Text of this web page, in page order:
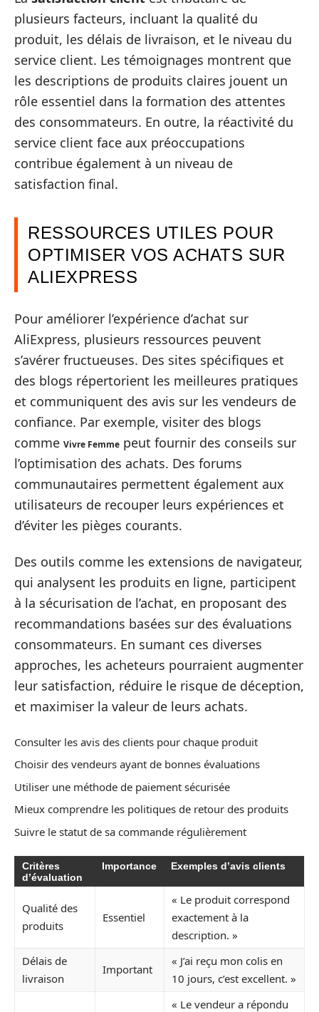
plusieurs facteurs, incluant la qualité du
produit, les délais de livraison, et le niveau du
service client. Les témoignages montrent que
les descriptions de produits claires jouent un
rôle essentiel dans la formation des attentes
des consommateurs. En outre, la réactivité du
service client face aux préoccupations
contribue également à un niveau de
satisfaction final.
RESSOURCES UTILES POUR
OPTIMISER VOS ACHATS SUR
ALIEXPRESS
Pour améliorer l’expérience d’achat sur
AliExpress, plusieurs ressources peuvent
s’avérer fructueuses. Des sites spécifiques et
des blogs répertorient les meilleures pratiques
et communiquent des avis sur les vendeurs de
confiance. Par exemple, visiter des blogs
comme Vivre Femme peut fournir des conseils sur
l’optimisation des achats. Des forums
communautaires permettent également aux
utilisateurs de recouper leurs expériences et
d’éviter les pièges courants.
Des outils comme les extensions de navigateur,
qui analysent les produits en ligne, participent
à la sécurisation de l’achat, en proposant des
recommandations basées sur des évaluations
consommateurs. En sumant ces diverses
approches, les acheteurs pourraient augmenter
leur satisfaction, réduire le risque de déception,
et maximiser la valeur de leurs achats.
Consulter les avis des clients pour chaque produit
Choisir des vendeurs ayant de bonnes évaluations
Utiliser une méthode de paiement sécurisée
Mieux comprendre les politiques de retour des produits
Suivre le statut de sa commande régulièrement
Critères
d’évaluation
Importance Exemples d’avis clients
Qualité des
produits
Essentiel
« Le produit correspond
exactement à la
description. »
Délais de
livraison
Important
« J’ai reçu mon colis en
10 jours, c’est excellent. »
« Le vendeur a répondu